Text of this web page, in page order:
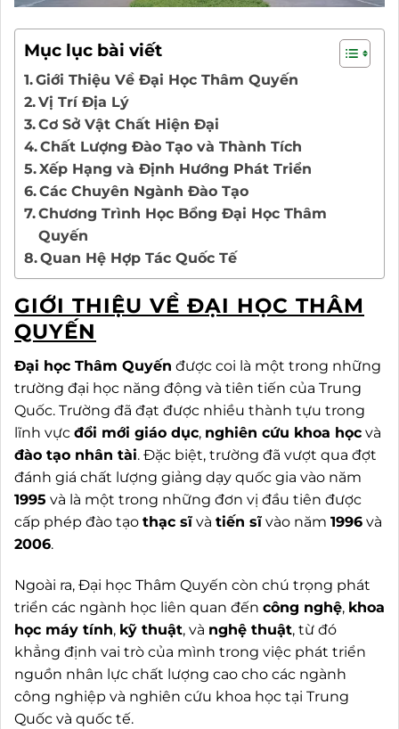
Mục lục bài viết
Giới Thiệu Về Đại Học Thâm Quyến
Vị Trí Địa Lý
Cơ Sở Vật Chất Hiện Đại
Chất Lượng Đào Tạo và Thành Tích
Xếp Hạng và Định Hướng Phát Triển
Các Chuyên Ngành Đào Tạo
Chương Trình Học Bổng Đại Học Thâm
Quyến
Quan Hệ Hợp Tác Quốc Tế
GIỚI THIỆU VỀ ĐẠI HỌC THÂM
QUYẾN
Đại học Thâm Quyến được coi là một trong những
trường đại học năng động và tiên tiến của Trung
Quốc. Trường đã đạt được nhiều thành tựu trong
lĩnh vực đổi mới giáo dục, nghiên cứu khoa học và
đào tạo nhân tài. Đặc biệt, trường đã vượt qua đợt
đánh giá chất lượng giảng dạy quốc gia vào năm
1995 và là một trong những đơn vị đầu tiên được
cấp phép đào tạo thạc sĩ và tiến sĩ vào năm 1996 và
2006.
Ngoài ra, Đại học Thâm Quyến còn chú trọng phát
triển các ngành học liên quan đến công nghệ, khoa
học máy tính, kỹ thuật, và nghệ thuật, từ đó
khẳng định vai trò của mình trong việc phát triển
nguồn nhân lực chất lượng cao cho các ngành
công nghiệp và nghiên cứu khoa học tại Trung
Quốc và quốc tế.